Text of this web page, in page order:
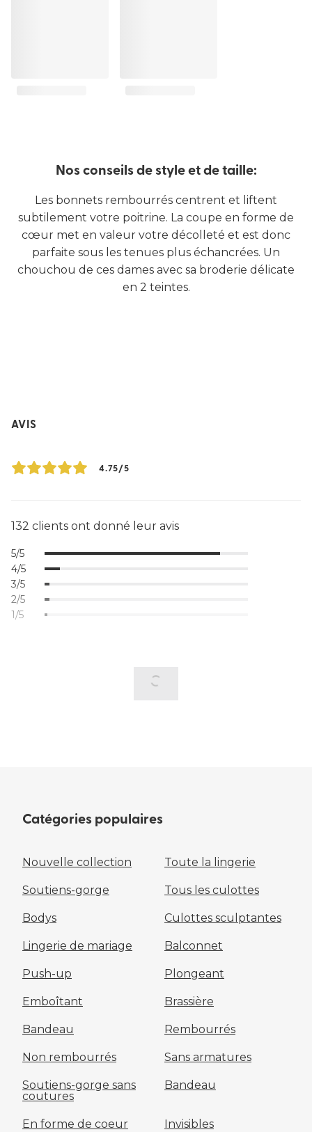
Nos conseils de style et de taille:
Les bonnets rembourrés centrent et liftent
subtilement votre poitrine. La coupe en forme de
cœur met en valeur votre décolleté et est donc
parfaite sous les tenues plus échancrées. Un
chouchou de ces dames avec sa broderie délicate
en 2 teintes.
AVIS
4.75/5
132 clients ont donné leur avis
5/5
4/5
3/5
2/5
1/5
Catégories populaires
Nouvelle collection Toute la lingerie
Soutiens-gorge Tous les culottes
Bodys Culottes sculptantes
Lingerie de mariage Balconnet
Push-up Plongeant
Emboîtant Brassière
Bandeau Rembourrés
Non rembourrés Sans armatures
Soutiens-gorge sans
coutures
Bandeau
En forme de coeur Invisibles